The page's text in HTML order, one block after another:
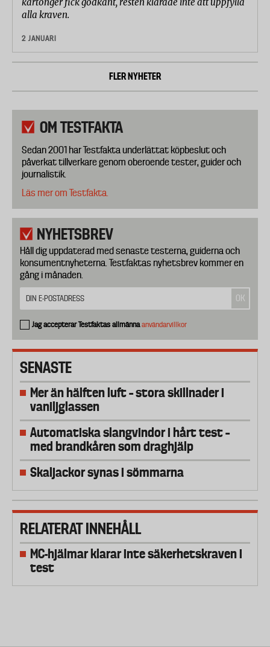
kartonger fick godkänt, resten klarade inte att uppfylla
alla kraven.
2 JANUARI
FLER NYHETER
OM TESTFAKTA
Sedan 2001 har Testfakta underlättat köpbeslut och
påverkat tillverkare genom oberoende tester, guider och
journalistik.
Läs mer om Testfakta.
NYHETSBREV
Håll dig uppdaterad med senaste testerna, guiderna och
konsumentnyheterna. Testfaktas nyhetsbrev kommer en
gång i månaden.
Jag accepterar Testfaktas allmännaanvändarvillkor
SENASTE
Mer än hälften luft – stora skillnader i
vaniljglassen
Automatiska slangvindor i hårt test –
med brandkåren som draghjälp
Skaljackor synas i sömmarna
RELATERAT INNEHÅLL
MC-hjälmar klarar inte säkerhetskraven i
test